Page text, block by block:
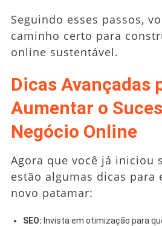
Seguindo esses passos,
caminho certo para
online sustentável.
Dicas Avançadas
Aumentar o
Negócio Online
Agora que você já iniciou
estão algumas dicas para
novo patamar:
SEO: Invista em otimização para